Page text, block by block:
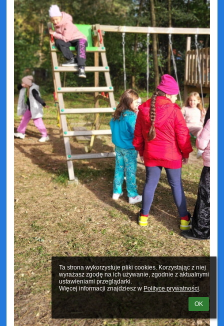
Ta strona wykorzystuje pliki cookies. Korzystając z niej
wyrażasz zgodę na ich używanie, zgodnie z aktualnymi
ustawieniami przeglądarki.
Więcej informacji znajdziesz w Polityce prywatności.
OK